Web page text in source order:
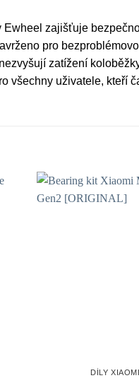
zajišťuje
pro
zatížení
všechny uživatele, kteří
DÍLY XIAOMI